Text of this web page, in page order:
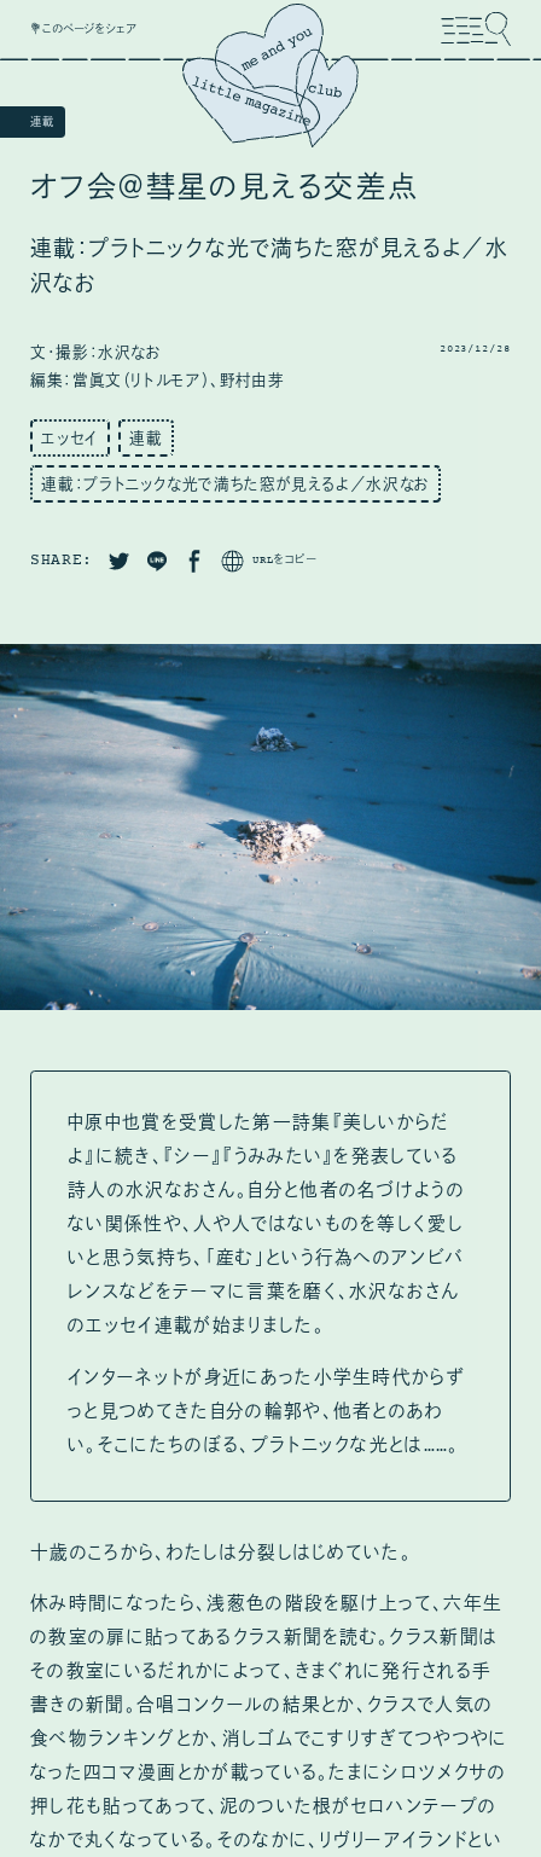
💐このページをシェア
連載
オフ会＠彗星の見える交差点
連載：プラトニックな光で満ちた窓が見えるよ／水
沢なお
文・撮影：水沢なお
編集：當眞文（リトルモア）、野村由芽
2023/12/28
エッセイ 連載
連載：プラトニックな光で満ちた窓が見えるよ／水沢なお
SHARE: URLをコピー
中原中也賞を受賞した第一詩集『美しいからだ
よ』に続き、『シー』『うみみたい』を発表している
詩人の水沢なおさん。自分と他者の名づけようの
ない関係性や、人や人ではないものを等しく愛し
いと思う気持ち、「産む」という行為へのアンビバ
レンスなどをテーマに言葉を磨く、水沢なおさん
のエッセイ連載が始まりました。
インターネットが身近にあった小学生時代からず
っと見つめてきた自分の輪郭や、他者とのあわ
い。そこにたちのぼる、プラトニックな光とは……。
十歳のころから、わたしは分裂しはじめていた。
休み時間になったら、浅葱色の階段を駆け上って、六年生
の教室の扉に貼ってあるクラス新聞を読む。クラス新聞は
その教室にいるだれかによって、きまぐれに発行される手
書きの新聞。合唱コンクールの結果とか、クラスで人気の
食べ物ランキングとか、消しゴムでこすりすぎてつやつやに
なった四コマ漫画とかが載っている。たまにシロツメクサの
押し花も貼ってあって、泥のついた根がセロハンテープの
なかで丸くなっている。そのなかに、リヴリーアイランドとい